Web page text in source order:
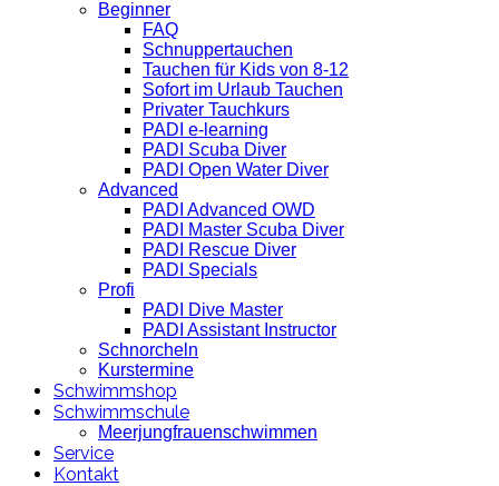
Beginner
FAQ
Schnuppertauchen
Tauchen für Kids von 8-12
Sofort im Urlaub Tauchen
Privater Tauchkurs
PADI e-learning
PADI Scuba Diver
PADI Open Water Diver
Advanced
PADI Advanced OWD
PADI Master Scuba Diver
PADI Rescue Diver
PADI Specials
Profi
PADI Dive Master
PADI Assistant Instructor
Schnorcheln
Kurstermine
Schwimmshop
Schwimmschule
Meerjungfrauenschwimmen
Service
Kontakt